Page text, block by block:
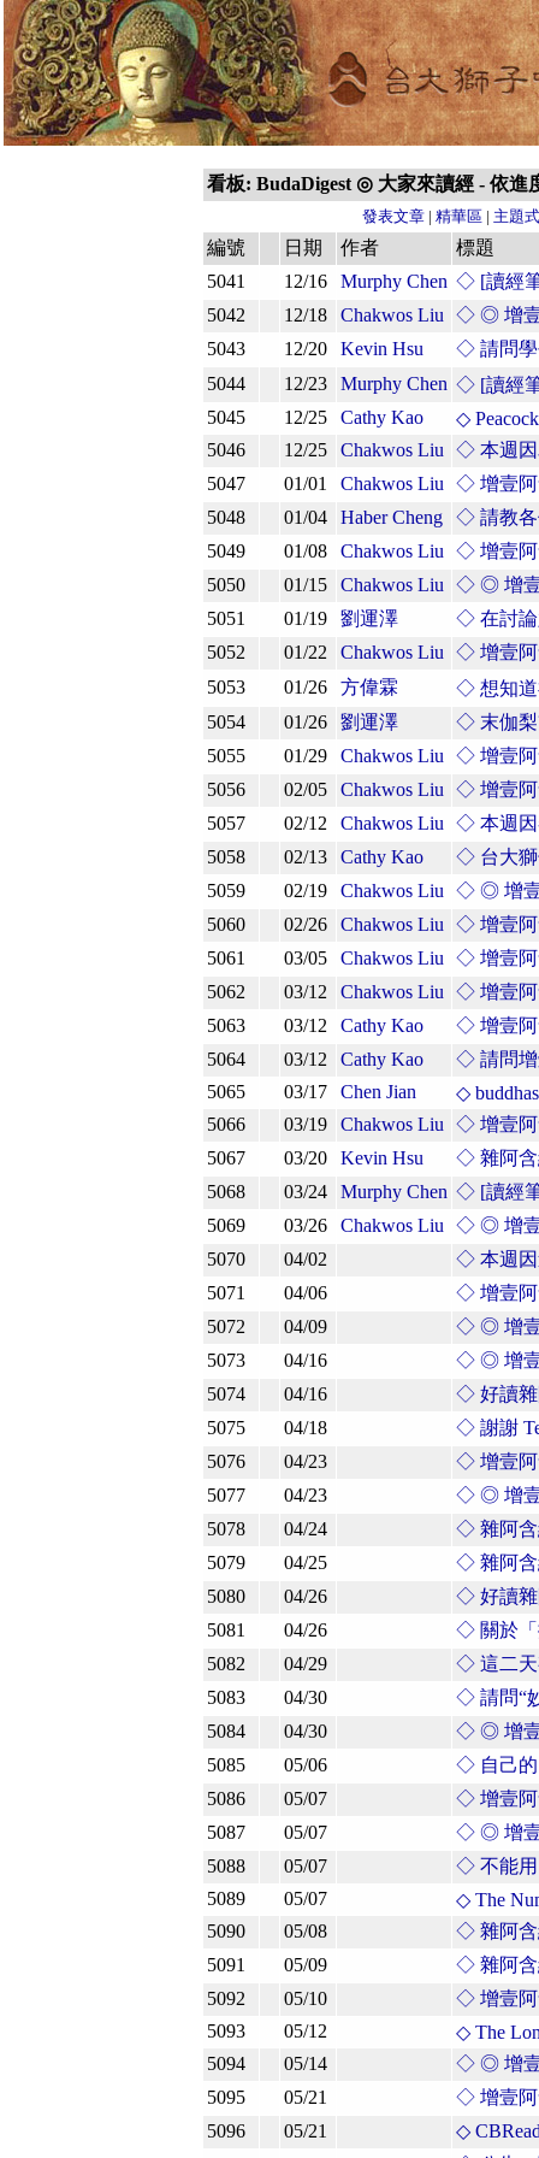
看板: BudaDigest ◎ 大家來讀經 - 依進
發表文章| 精華區| 主題
編號 日期 作者
標題
5041
12/16 Murphy Chen ◇ [讀經
5042
12/18 Chakwos Liu
◇ ◎ 增壹
5043
12/20 Kevin Hsu
◇ 請問學
5044
12/23 Murphy Chen ◇ [讀經
5045
12/25 Cathy Kao
◇
5046
12/25 Chakwos Liu
◇ 本週因
5047
01/01 Chakwos Liu
◇ 增壹阿
5048
01/04 Haber Cheng
◇ 請教各
5049
01/08 Chakwos Liu
◇ 增壹阿
5050
01/15 Chakwos Liu
◇ ◎ 增壹
5051
01/19 劉運澤
◇ 在討論
5052
01/22 Chakwos Liu
◇ 增壹阿
5053
01/26 方偉霖
◇ 想知道
5054
01/26 劉運澤
◇ 末伽梨
5055
01/29 Chakwos Liu
◇ 增壹阿
5056
02/05 Chakwos Liu
◇ 增壹阿
5057
02/12 Chakwos Liu
◇ 本週因
5058
02/13 Cathy Kao
◇ 台大獅
5059
02/19 Chakwos Liu
◇ ◎ 增壹
5060
02/26 Chakwos Liu
◇ 增壹阿
5061
03/05 Chakwos Liu
◇ 增壹阿
5062
03/12 Chakwos Liu
◇ 增壹阿
5063
03/12 Cathy Kao
◇ 增壹阿
5064
03/12 Cathy Kao
◇ 請問增
5065
03/17 Chen Jian
◇
5066
03/19 Chakwos Liu
◇ 增壹阿
5067
03/20 Kevin Hsu
◇ 雜阿含
5068
03/24 Murphy Chen ◇ [讀經
5069
03/26 Chakwos Liu
◇ ◎ 增壹
5070
04/02
◇ 本週因
5071
04/06
◇ 增壹阿
5072
04/09
◇ ◎ 增壹
5073
04/16
◇ ◎ 增壹
5074
04/16
◇ 好讀雜
5075
04/18
◇ 謝謝
5076
04/23
◇ 增壹阿
5077
04/23
◇ ◎ 增壹
5078
04/24
◇ 雜阿含
5079
04/25
◇ 雜阿含
5080
04/26
◇ 好讀雜
5081
04/26
◇ 關於「
5082
04/29
◇ 這二天
5083
04/30
◇ 請問“
5084
04/30
◇ ◎ 增壹
5085
05/06
◇ 自己的
5086
05/07
◇ 增壹阿
5087
05/07
◇ ◎ 增壹
5088
05/07
◇ 不能用
5089
05/07
◇ The
5090
05/08
◇ 雜阿含
5091
05/09
◇ 雜阿含
5092
05/10
◇ 增壹阿
5093
05/12
◇ The
5094
05/14
◇ ◎ 增壹
5095
05/21
◇ 增壹阿
5096
05/21
◇